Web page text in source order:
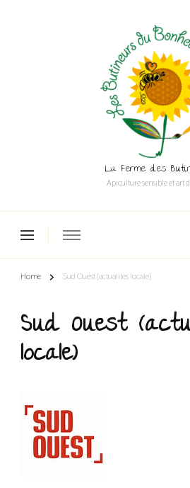
La Ferme des
Apiculture sensible et art
Home Sud Ouest (actualitès locale)
Sud Ouest
locale)